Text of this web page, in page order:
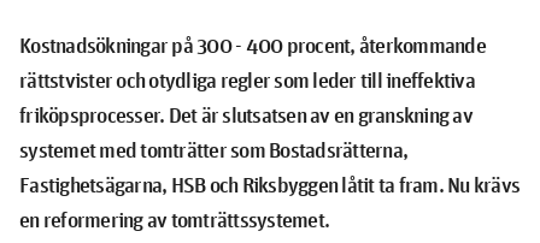
Kostnadsökningar på 300 - 400 procent, återkommande
rättstvister och otydliga regler som leder till ineffektiva
friköpsprocesser. Det är slutsatsen av en granskning av
systemet med tomträtter som Bostadsrätterna,
Fastighetsägarna, HSB och Riksbyggen låtit ta fram. Nu krävs
en reformering av tomträttssystemet.